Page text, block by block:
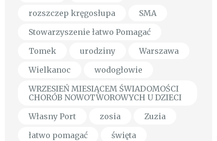
rozszczep kręgosłupa
SMA
Stowarzyszenie łatwo Pomagać
Tomek
urodziny
Warszawa
Wielkanoc
wodogłowie
WRZESIEŃ MIESIĄCEM ŚWIADOMOŚCI
CHORÓB NOWOTWOROWYCH U DZIECI
Własny Port
zosia
Zuzia
łatwo pomagać
święta